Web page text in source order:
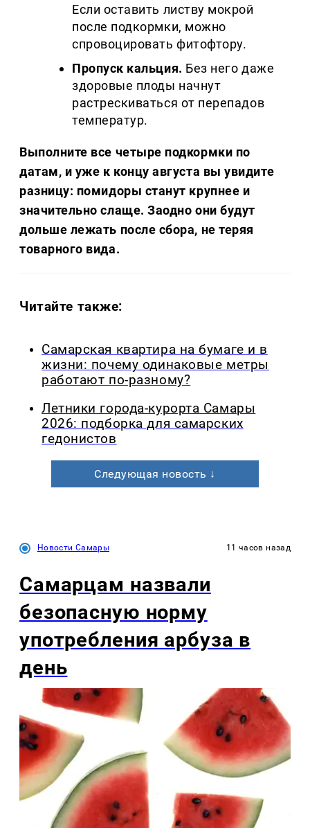
Если оставить листву мокрой
после подкормки, можно
спровоцировать фитофтору.
Пропуск кальция. Без него даже
здоровые плоды начнут
растрескиваться от перепадов
температур.
Выполните все четыре подкормки по
датам, и уже к концу августа вы увидите
разницу: помидоры станут крупнее и
значительно слаще. Заодно они будут
дольше лежать после сбора, не теряя
товарного вида.
Читайте также:
Самарская квартира на бумаге и в
жизни: почему одинаковые метры
работают по-разному?
Летники города-курорта Самары
2026: подборка для самарских
гедонистов
Следующая новость ↓
Новости Самары 11 часов назад
Самарцам назвали
безопасную норму
употребления арбуза в
день